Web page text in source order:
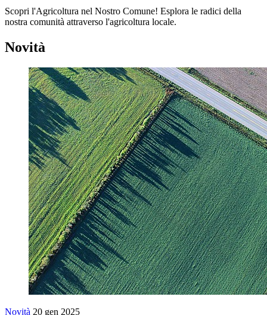
Scopri l'Agricoltura nel Nostro Comune! Esplora le radici della
nostra comunità attraverso l'agricoltura locale.
Novità
Novità 20 gen 2025